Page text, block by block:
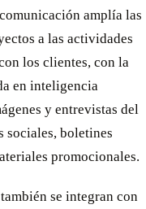
amplía las
a las actividades
los clientes, con la
en inteligencia
y entrevistas del
sociales, boletines
promocionales.
se integran con